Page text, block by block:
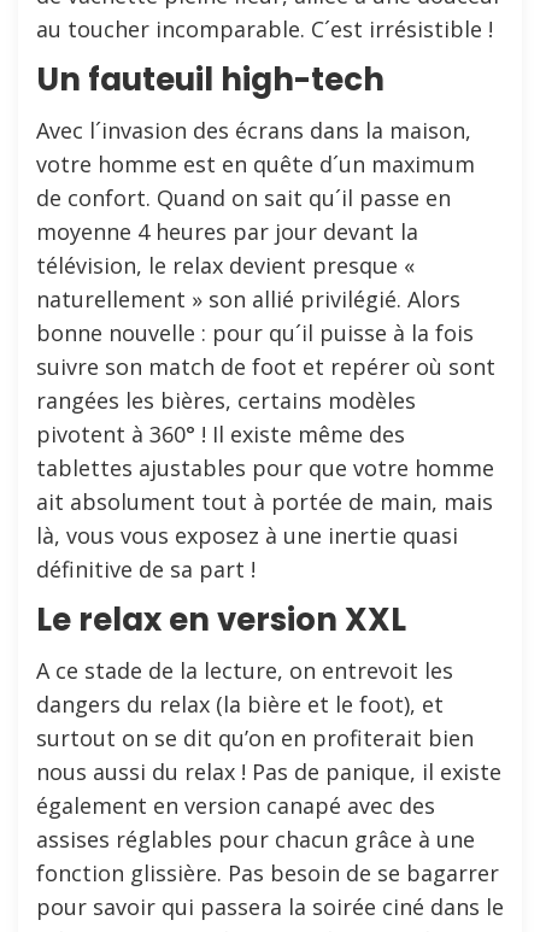
au toucher incomparable. C´est irrésistible !
Un fauteuil high-tech
Avec l´invasion des écrans dans la maison,
votre homme est en quête d´un maximum
de confort. Quand on sait qu´il passe en
moyenne 4 heures par jour devant la
télévision, le relax devient presque «
naturellement » son allié privilégié. Alors
bonne nouvelle : pour qu´il puisse à la fois
suivre son match de foot et repérer où sont
rangées les bières, certains modèles
pivotent à 360° ! Il existe même des
tablettes ajustables pour que votre homme
ait absolument tout à portée de main, mais
là, vous vous exposez à une inertie quasi
définitive de sa part !
Le relax en version XXL
A ce stade de la lecture, on entrevoit les
dangers du relax (la bière et le foot), et
surtout on se dit qu’on en profiterait bien
nous aussi du relax ! Pas de panique, il existe
également en version canapé avec des
assises réglables pour chacun grâce à une
fonction glissière. Pas besoin de se bagarrer
pour savoir qui passera la soirée ciné dans le